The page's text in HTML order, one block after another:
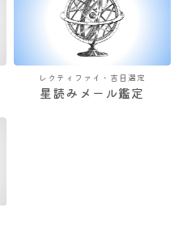
レクティファイ・吉日選定
星読みメール鑑定